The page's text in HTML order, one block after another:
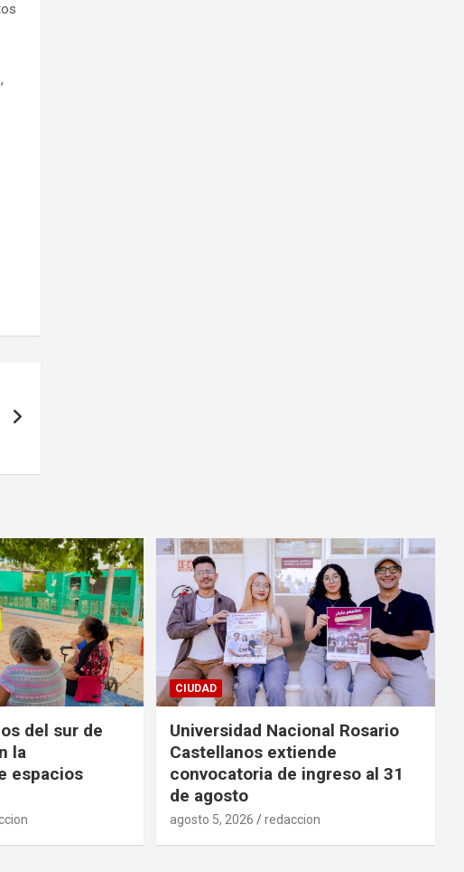
del sur de
la
espacios
CIUDAD
Universidad Nacional Rosario
Castellanos extiende
convocatoria de ingreso al 31
de agosto
agosto 5, 2026 redaccion